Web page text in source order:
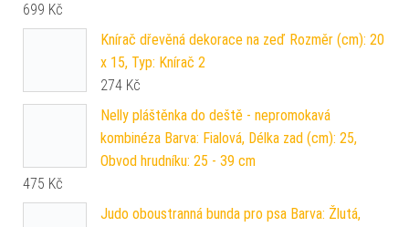
699 Kč
Knírač dřevěná dekorace na zeď Rozměr (cm): 20
x 15, Typ: Knírač 2
274 Kč
Nelly pláštěnka do deště - nepromokavá
kombinéza Barva: Fialová, Délka zad (cm): 25,
Obvod hrudníku: 25 - 39 cm
475 Kč
Judo oboustranná bunda pro psa Barva: Žlutá,